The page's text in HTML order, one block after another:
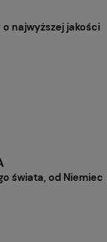
najwyższej jakości
świata, od Niemiec